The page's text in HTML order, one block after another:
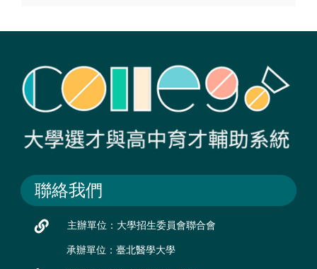
聯絡我們
主辦單位：大學招生委員會聯合會
承辦單位：臺北醫學大學